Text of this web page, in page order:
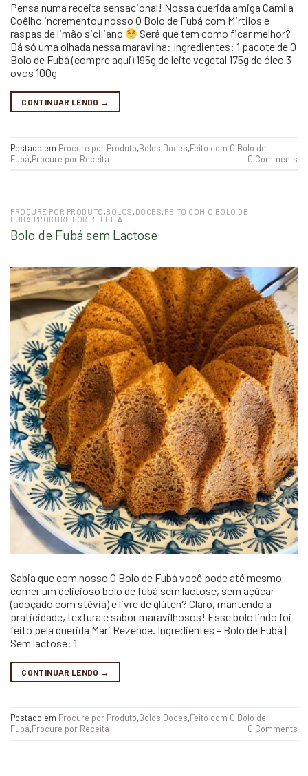
Pensa numa receita sensacional! Nossa querida amiga Camila
Coêlho incrementou nosso O Bolo de Fubá com Mirtilos e
raspas de limão siciliano
Será que tem como ficar melhor?
Dá só uma olhada nessa maravilha: Ingredientes: 1 pacote de O
Bolo de Fubá (compre aqui) 195g de leite vegetal 175g de óleo 3
ovos 100g
CONTINUAR LENDO →
Postado em Procure por Produto,Bolos,Doces,Feito com O Bolo de
Fubá,Procure por Receita 0 Comments
PROCURE POR PRODUTO ,BOLOS , DOCES, FEITO COM O BOLO DE
FUBÁ, PROCURE POR RECEITA
Bolo de Fubá sem Lactose
Sabia que com nosso O Bolo de Fubá você pode até mesmo
comer um delicioso bolo de fubá sem lactose, sem açúcar
(adoçado com stévia) e livre de glúten? Claro, mantendo a
praticidade, textura e sabor maravilhosos! Esse bolo lindo foi
feito pela querida Mari Rezende. Ingredientes – Bolo de Fubá |
Sem lactose: 1
CONTINUAR LENDO →
Postado em Procure por Produto,Bolos,Doces,Feito com O Bolo de
Fubá,Procure por Receita 0 Comments